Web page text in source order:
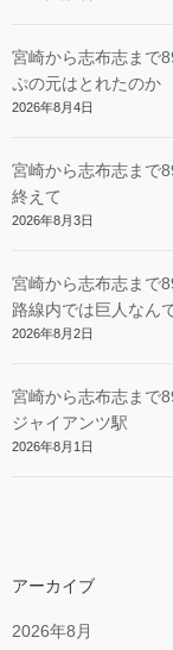
宮崎から志布志まで
ぷの元はとれたのか
2026年8月4日
宮崎から志布志まで
終えて
2026年8月3日
宮崎から志布志まで
路線内では巨人なん
2026年8月2日
宮崎から志布志まで
ジャイアンツ駅
2026年8月1日
アーカイブ
2026年8月